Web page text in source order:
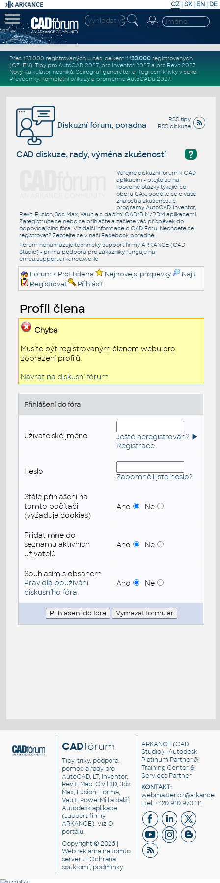
CZ | SK| EN | DE
Přes 123.000 registrovaných u nás, celkem 1.130.000registrovaných
(CZ+EN). Tipy pro AutoCAD 2027, pro Inventor 2027a pro Revit 2027.
Nový Kalkulátor nosníků, Spirograf generátor a Regresní křivkyv sekci
Převodníky. Kompletní příkazya proměnné AutoCADu 2027.
RSS tipy
RSS diskuze
Diskuzní fórum, poradna
?
CAD diskuze, rady, výměna zkušeností
Veřejné diskuzní fórum k CAD
aplikacím - ptejte se na
libovolné otázky týkající se
oboru CAx, podělte se o vaše
znalosti a zkušenosti s
programy AutoCAD, Inventor,
Revit, Fusion, 3ds Max, Vault a s dalšími CAD/BIM/PDM aplikacemi.
Zaregistrujte se nebo se přihlašte a zašlete váš příspěvek do
odpovídajícího fóra. Viz další informace o CAD Fóru. Nechcete se
registrovat? Zeptejte se v naší Facebook poradně.
Fórum nenahrazuje technický support firmy ARKANCE (CAD
Studio) - přímá podpora pro zákazníky funguje na
emea.support.arkance.world
Fórum > Profil člena Nejnovější příspěvky
Najít
Registrovat
Přihlásit
Profil člena
Chyba
Musíte být registrovaným členem webu pro
zobrazení profilů.
Návrat na diskusní fórum
Přihlášení do fóra
Uživatelské jméno
Ještě neregistrován? ►
Registrace
Heslo
Zapomněli jste heslo?
Stálé přihlášení na
tomto počítači
(vyžaduje cookies)
Ano Ne
Přidat mne do
seznamu aktivních
uživatelů
Ano Ne
Souhlasím s obsahem
Pravidla používání
diskusního fóra
Ano Ne
CADfórum
Tipy, triky, podpora,
pomoc a rady pro
AutoCAD, LT, Inventor,
Revit, Map, Civil 3D, 3ds
Max, Fusion, Forma,
Vault, PowerMill a další
Autodesk aplikace
(support firmy
ARKANCE). VizO
portálu.
Copyright © 2026 |
Web reklama na tomto
serveru |Ochrana
soukromí, podmínky
ARKANCE (CAD
Studio) - Autodesk
Platinum Partner &
Training Center &
Services Partner
KONTAKT:
| tel. +420 910 970 111